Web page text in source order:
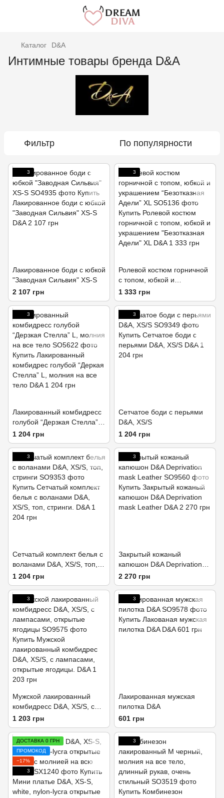
Каталог D&A
Интимные товары бренда D&A
Фильтр По популярности
3
Лакированное боди с юбкой
"Заводная Сильвия" XS-S
2 107 грн
3
Ролевой костюм горничной
с топом, юбкой и
украшением “Безотказная
Адели” XL
1 333 грн
3
Лакированный комбидресс
голубой “Дерзкая Стелла”
L, молния на все тело
1 204 грн
3
Сетчатое боди с перьями
D&A, XS/S
1 204 грн
3
Сетчатый комплект белья с
воланами D&A, XS/S, топ,
стринги
1 204 грн
3
Закрытый кожаный
капюшон D&A Deprivation
mask Leather
2 270 грн
3
Мужской лакированный
комбидресс D&A, XS/S, с
лампасами, открытые
ягодицы
1 203 грн
3
Лакированная мужская
пилотка D&A
601 грн
ДОСТАВКА 0 ГРН
ПРОМОКОД
−17%
3
3